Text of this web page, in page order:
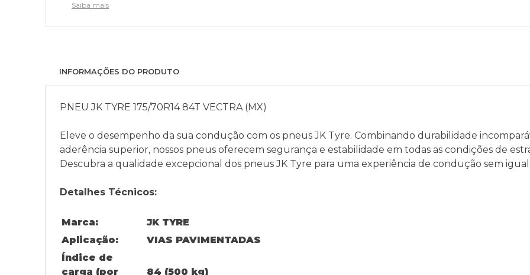
Saiba mais
INFORMAÇÕES DO PRODUTO
PNEU JK TYRE 175/70R14 84T VECTRA (MX)
Eleve o desempenho da sua condução com os pneus JK Tyre. Combinando durabilidade
aderência superior, nossos pneus oferecem segurança e estabilidade em todas as condições de
Descubra a qualidade excepcional dos pneus JK Tyre para uma experiência de condução sem
Detalhes Técnicos:
Marca:
JK TYRE
Aplicação:
VIAS PAVIMENTADAS
Índice de
carga (por
84 (500 kg)